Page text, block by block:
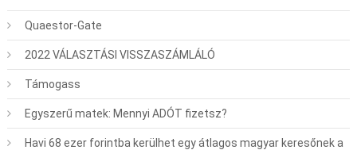
Quaestor-Gate
2022 VÁLASZTÁSI VISSZASZÁMLÁLÓ
Támogass
Egyszerű matek: Mennyi ADÓT fizetsz?
Havi 68 ezer forintba kerülhet egy átlagos magyar keresőnek a